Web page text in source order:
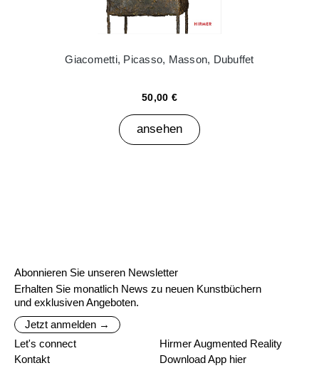
Giacometti, Picasso, Masson, Dubuffet
50,00 €
ansehen
Abonnieren Sie unseren Newsletter
Erhalten Sie monatlich News zu neuen Kunstbüchern
und exklusiven Angeboten.
Jetzt anmelden →
Let's connect
Kontakt
Hirmer Augmented Reality
Download App hier